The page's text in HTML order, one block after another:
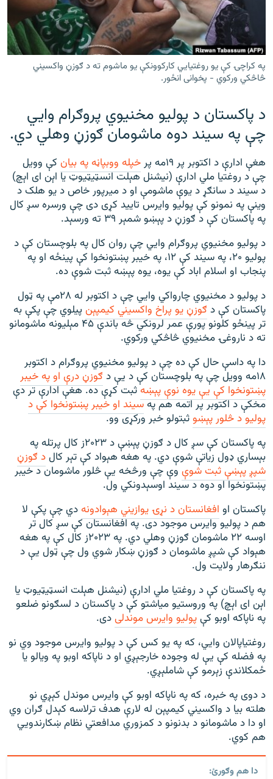
Gandhara
موږ وڅارئ
د ازادې اروپا راډیو ټولې ووبپاڼې
په کراچۍ کې یو روغتیايي کارکوونکې یو ماشوم ته د ګوزڼ واکسیني
څاڅکي ورکوي - پخوانی انځور.
د پاکستان د پولیو مخنیوي پروګرام وايي
چې په سیند دوه ماشومان ګوزڼ وهلي دي.
هغې ادارې د اکتوبر پر ۱۹مه پر خپله ووبپاڼه په بیان کې وویل
چې د روغتیا ملي ادارې (نیشنل هېلت انسټيټیوټ یا اېن ای اېچ)
د سیند د سانګړ د یوې ماشومې او د میرپور خاص د یو هلک د
وینې په نمونو کې پولیو وایرس تایید کړی دی چې ورسره سږ کال
په پاکستان کې د ګوزڼ د پېښو شمېر ۳۹ ته ورسېد.
د پولیو مخنیوي پروګرام وايي چې روان کال په بلوچستان کې د
پولیو ۲۰، په سیند کې ۱۲، په خیبر پښتونخوا کې پینځه او په
پنجاب او اسلام اباد کې یوه، یوه پېښه ثبت شوې ده.
د پوليو د مخنيوي چارواکي وايي چې د اکتوبر له ۲۸مې په ټول
پاکستان کې د ګوزڼ یو پراخ واکسیني کيمپېن پيلوي چې پکې به
تر پینځو کلونو پورې عمر لرونکي څه باندې ۴۵ مېلیونه ماشومانو
ته د ناروغۍ مخنیوي څاڅکي ورکوي.
دا په داسې حال کې ده چې د پولیو مخنیوي پروګرام د اکتوبر
۱۸مه وویل چې په بلوچستان کې د یې د
ګوزڼ درې او په خیبر
پښتونخوا کې یې یوه نوې پېښهثبت کړې ده. هغې ادارې تر دې
مخکې د اکتوبر پر اتمه هم پهسیند او خیبر پښتونخوا کې د
پولیو د څلور پېښوثبتولو خبر ورکړی وو.
په پاکستان کې سږ کال د ګوزڼ پېښې د ۲۰۲۳ز کال پرتله په
بېساري ډول زیاتې شوې دي. په هغه هېواد کې تېر کالد ګوزڼ
شپږ پېښې ثبت شوې وې چې ورڅخه یې څلور ماشومان د خیبر
پښتونخوا او دوه د سیند اوسېدونکي ول.
پاکستان او افغانستان د نړۍ یوازیني هېوادونهدي چې پکې لا
هم د پولیو وایرس موجود دی. په افغانستان کې سږ کال تر
اوسه ۲۲ ماشومان ګوزڼ وهلي دي. په ۲۰۲۳ز کال کې په هغه
هېواد کې شپږ ماشومان د ګوزڼ ښکار شوي ول چې ټول یې د
ننګرهار ولایت ول.
په پاکستان کې د روغتیا ملي ادارې (نیشنل هېلت انسټيټیوټ یا
اېن ای اېچ) په وروستیو میاشتو کې د پاکستان د لسګونو ضلعو
په ناپاکه اوبو کېپولیو وایرس موندلیدی.
روغتیاپالان وايي، که په یو کس کې د پولیو وایرس موجود وي نو
په فضله کې یې له وجوده خارجېږي او د ناپاکه اوبو په ویالو یا
ځمکلاندې زېرمو کې شاملېږي.
د دوی په خبره، که په ناپاکه اوبو کې وایرس موندل کېږي نو
هلته بیا د واکسیني کیمپېن له لارې هدف ترلاسه کېدل ګران وي
او دا د ماشومانو د بدنونو د کمزوري مدافعتي نظام ښکارندويي
هم کوي.
دا هم وګورئ: